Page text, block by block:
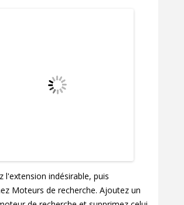
l'extension indésirable, puis
Moteurs de recherche. Ajoutez un